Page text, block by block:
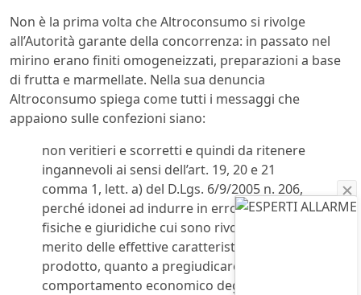
Non è la prima volta che Altroconsumo si rivolge
all’Autorità garante della concorrenza: in passato nel
mirino erano finiti omogeneizzati, preparazioni a base
di frutta e marmellate. Nella sua denuncia
Altroconsumo spiega come tutti i messaggi che
appaiono sulle confezioni siano:
non veritieri e scorretti e quindi da ritenere
ingannevoli ai sensi dell’art. 19, 20 e 21
comma 1, lett. a) del D.Lgs. 6/9/2005 n. 206,
perché idonei ad indurre in errore le persone
fisiche e giuridiche cui sono rivolti, tanto nel
merito delle effettive caratteristiche del
prodotto, quanto a pregiudicare il
comportamento economico degli acquirenti.